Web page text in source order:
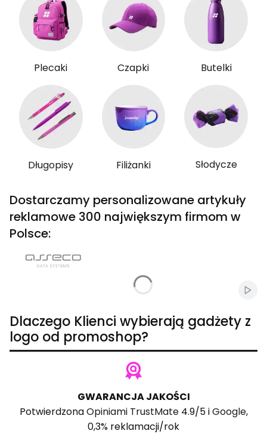
Plecaki Czapki Butelki
Długopisy Filiżanki Słodycze
Dostarczamy personalizowane artykuły
reklamowe 300 największym firmom w
Polsce:
Dlaczego Klienci wybierają gadżety z
logo od promoshop?
GWARANCJA JAKOŚCI
PotwierdzonaOpiniami TrustMate4.9/5 iGoogle,
0,3% reklamacji/rok